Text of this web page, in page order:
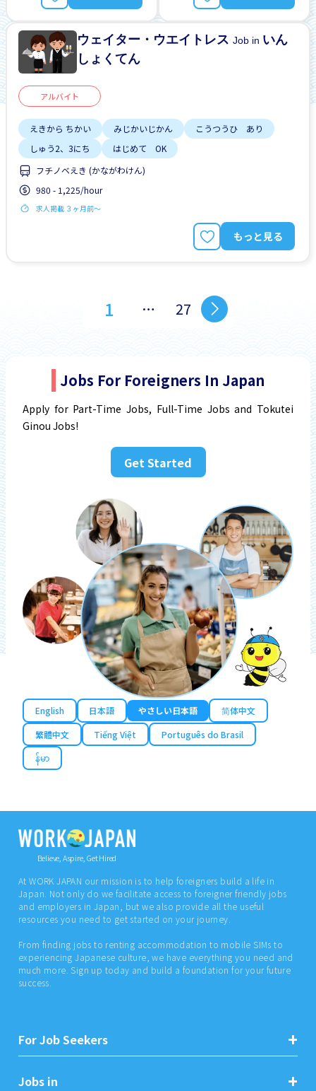
ウェイター・ウエイトレスJob in いん
しょくてん
アルバイト
えきから ちかい みじかいじかん
こうつうひ あり
しゅう2、3にち
はじめて OK
フチノベえき (かながわけん)
980 - 1,225/hour
求人掲載 ３ヶ月前〜
もっと見る
1 … 27
Jobs For Foreigners In Japan
Apply for Part-Time Jobs, Full-Time Jobs and Tokutei
Ginou Jobs!
Get Started
English 日本語 やさしい日本語
简体中文
繁體中文
Tiếng Việt
Português do Brasil
န်မာ
Believe, Aspire, Get Hired
At WORK JAPAN our mission is to help foreigners build a life in
Japan. Not only do we facilitate access to foreigner friendly jobs
and employers in Japan, but we also provide all the useful
resources you need to get started on your journey.
From finding jobs to renting accommodation to mobile SIMs to
experiencing Japanese culture, we have everything you need and
much more. Sign up today and build a foundation for your future
success.
For Job Seekers
Jobs in